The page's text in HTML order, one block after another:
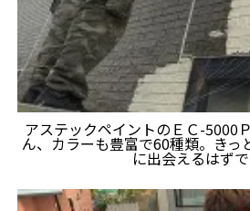
アステックペイントのＥＣ-5000
ん、カラーも豊富で60種類。きっ
に出会えるはず